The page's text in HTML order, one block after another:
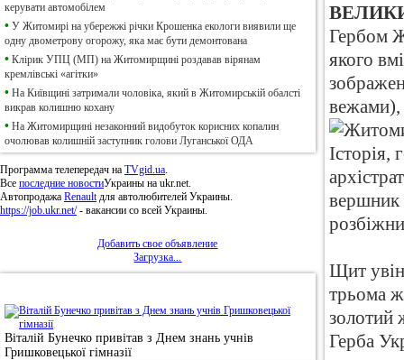
керувати автомобілем
• У Житомирі на убережжі річки Крошенка екологи виявили ще
одну двометрову огорожу, яка має бути демонтована
• Клірик УПЦ (МП) на Житомирщині роздавав вірянам
кремлівські «агітки»
• На Київщині затримали чоловіка, який в Житомирській обалсті
викрав колишню кохану
• На Житомирщині незаконний видобуток корисних копалин
очолював колишній заступник голови Луганської ОДА
Программа телепередач на TVgid.ua.
Все последние новостиУкраины на ukr.net.
Автопродажа Renaultдля автолюбителей Украины.
https://job.ukr.net/- вакансии со всей Украины.
Добавить свое объявление
Загрузка...
Віталій Бунечко привітав з Днем знань учнів
Гришковецької гімназії
Гербом
якого
вежами),
вершник
Щит
трьома
золотий
Герба